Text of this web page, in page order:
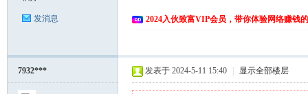
发消息 2024入伙致富VIP会员，带你体验网络赚钱
7932*** 发表于 2024-5-11 15:40 显示全部楼层